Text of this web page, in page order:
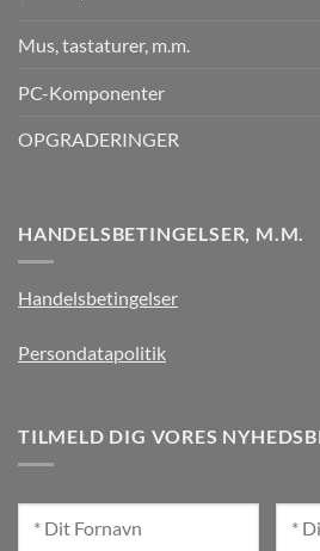
Mus, tastaturer, m.m.
PC-Komponenter
OPGRADERINGER
HANDELSBETINGELSER, M.M.
Handelsbetingelser
Persondatapolitik
TILMELD DIG VORES